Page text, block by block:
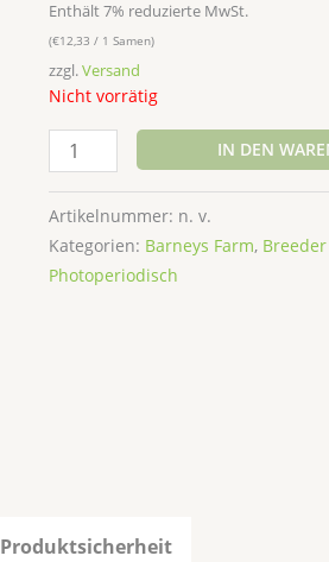
Enthält 7% reduzierte MwSt.
(€12,33 / 1 Samen)
zzgl.Versand
Nicht vorrätig
IN DEN
Artikelnummer: n. v.
Kategorien: Barneys Farm,
Photoperiodisch
Produktsicherheit